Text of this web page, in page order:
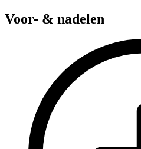
Voor- & nadelen